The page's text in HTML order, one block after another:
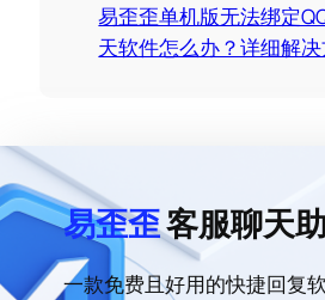
易歪歪单机版无法绑定
天软件怎么办？详细解
易歪歪客服聊天
一款免费且好用的快捷回复